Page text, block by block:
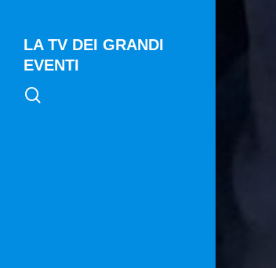
LA TV DEI GRANDI
EVENTI